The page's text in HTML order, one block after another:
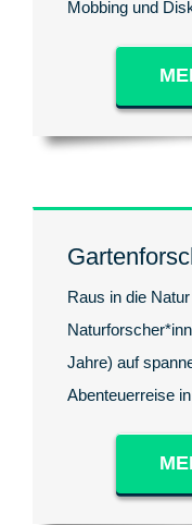
Mobbing und
Raus in die
Jahre) auf
Abenteuerreise